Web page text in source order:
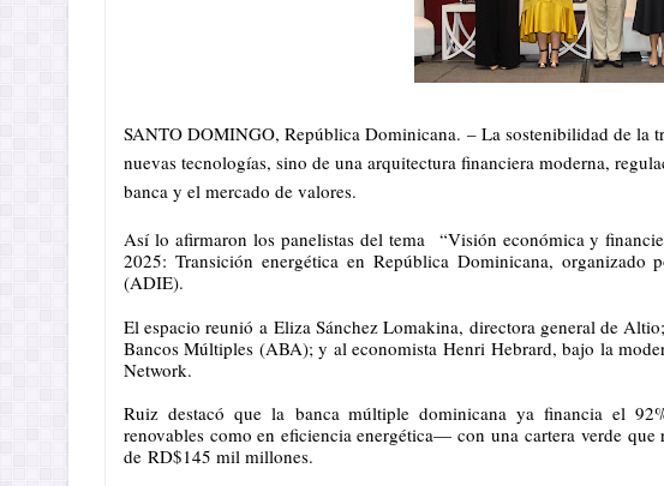
SANTO DOMINGO, República Dominicana. – La sostenibilidad de la
nuevas tecnologías, sino de una arquitectura financiera moderna,
banca y el mercado de valores.
Así lo afirmaron los panelistas del tema
“Visión económica y
2025: Transición energética en República Dominicana,
(ADIE).
El espacio reunió a Eliza Sánchez Lomakina, directora general de
Bancos Múltiples (ABA); y al economista Henri Hebrard, bajo la
Network.
Ruiz destacó que la banca múltiple dominicana ya financia el
renovables como en eficiencia energética— con una cartera verde
de RD$145 mil millones.